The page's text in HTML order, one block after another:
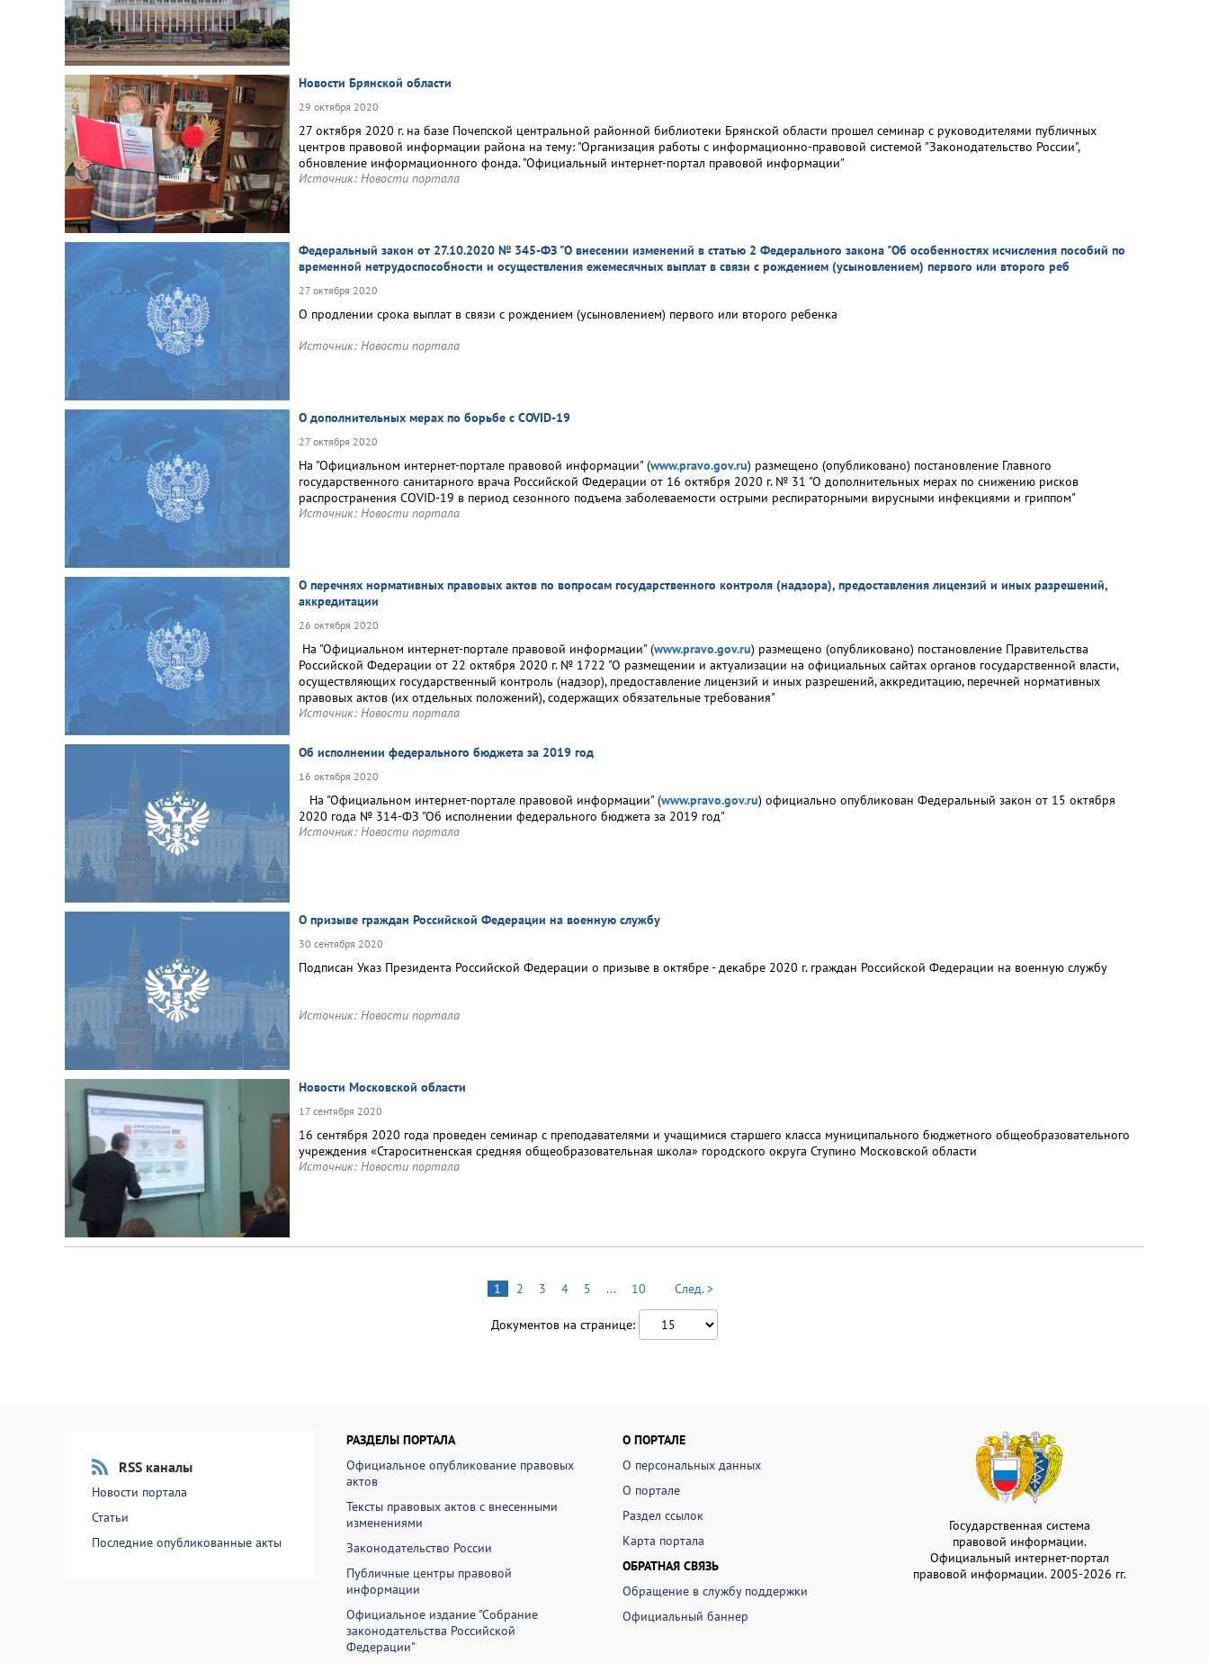
Новости Брянской области
29 октября 2020
27 октября 2020 г. на базе Почепской центральной районной библиотеки Брянской области прошел семинар с руководителями публичных
центров правовой информации района на тему: "Организация работы с информационно-правовой системой "Законодательство России",
обновление информационного фонда. "Официальный интернет-портал правовой информации"
Источник: Новости портала
Федеральный закон от 27.10.2020 № 345-ФЗ "О внесении изменений в статью 2 Федерального закона "Об особенностях исчисления пособий по
временной нетрудоспособности и осуществления ежемесячных выплат в связи с рождением (усыновлением) первого или второго реб
27 октября 2020
О продлении срока выплат в связи с рождением (усыновлением) первого или второго ребенка
Источник: Новости портала
О дополнительных мерах по борьбе с СOVID-19
27 октября 2020
На "Официальном интернет-портале правовой информации" (www.pravo.gov.ru) размещено (опубликовано) постановление Главного
государственного санитарного врача Российской Федерации от 16 октября 2020 г. № 31 "О дополнительных мерах по снижению рисков
распространения СOVID-19 в период сезонного подъема заболеваемости острыми респираторными вирусными инфекциями и гриппом"
Источник: Новости портала
О перечнях нормативных правовых актов по вопросам государственного контроля (надзора), предоставления лицензий и иных разрешений,
аккредитации
26 октября 2020
На "Официальном интернет-портале правовой информации" (www.pravo.gov.ru) размещено (опубликовано) постановление Правительства
Российской Федерации от 22 октября 2020 г. № 1722 "О размещении и актуализации на официальных сайтах органов государственной власти,
осуществляющих государственный контроль (надзор), предоставление лицензий и иных разрешений, аккредитацию, перечней нормативных
правовых актов (их отдельных положений), содержащих обязательные требования"
Источник: Новости портала
Об исполнении федерального бюджета за 2019 год
16 октября 2020
На "Официальном интернет-портале правовой информации" (www.pravo.gov.ru) официально опубликован Федеральный закон от 15 октября
2020 года № 314-ФЗ "Об исполнении федерального бюджета за 2019 год"
Источник: Новости портала
О призыве граждан Российской Федерации на военную службу
30 сентября 2020
Подписан Указ Президента Российской Федерации о призыве в октябре - декабре 2020 г. граждан Российской Федерации на военную службу
Источник: Новости портала
Новости Московской области
17 сентября 2020
16 сентября 2020 года проведен семинар с преподавателями и учащимися старшего класса муниципального бюджетного общеобразовательного
учреждения «Староситненская средняя общеобразовательная школа» городского округа Ступино Московской области
Источник: Новости портала
1 2 3 4 5 ... 10 След. >
Документов на странице:
RSS каналы
Новости портала
Статьи
Последние опубликованные акты
РАЗДЕЛЫ ПОРТАЛА
Официальное опубликование правовых
актов
Тексты правовых актов с внесенными
изменениями
Законодательство России
Публичные центры правовой
информации
Официальное издание "Собрание
законодательства Российской
Федерации"
О ПОРТАЛЕ
О персональных данных
О портале
Раздел ссылок
Карта портала
ОБРАТНАЯ СВЯЗЬ
Обращение в службу поддержки
Официальный баннер
Государственная система
правовой информации.
Официальный интернет-портал
правовой информации. 2005-2026 гг.